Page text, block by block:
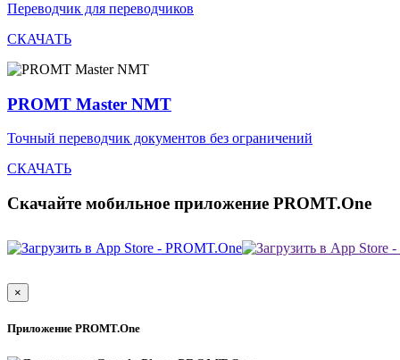
Переводчик для переводчиков
СКАЧАТЬ
PROMT Master NMT
Точный переводчик документов без ограничений
СКАЧАТЬ
Скачайте мобильное приложение PROMT.One
×
Приложение PROMT.One